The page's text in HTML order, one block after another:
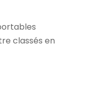
classés en